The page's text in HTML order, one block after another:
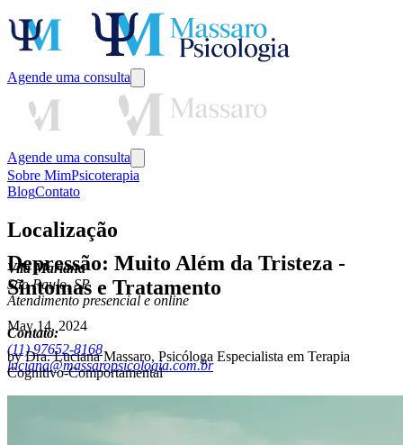
Agende uma consulta
Agende uma consulta
Sobre MimPsicoterapia
BlogContato
Localização
Vila Mariana
São Paulo, SP
Atendimento presencial e online
Contato:
(11) 97652-8168
luciana@massaropsicologia.com.br
Depressão: Muito Além da Tristeza -
Sintomas e Tratamento
May 14, 2024
byDra. Luciana Massaro, Psicóloga Especialista em Terapia
Cognitivo-Comportamental